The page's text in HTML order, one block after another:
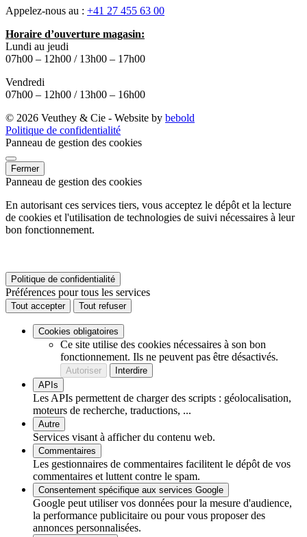
Appelez-nous au : +41 27 455 63 00
Horaire d’ouverture magasin:
Lundi au jeudi
07h00 – 12h00 / 13h00 – 17h00
Vendredi
07h00 – 12h00 / 13h00 – 16h00
© 2026 Veuthey & Cie - Website by bebold
Politique de confidentialité
Panneau de gestion des cookies
Fermer
Panneau de gestion des cookies
En autorisant ces services tiers, vous acceptez le dépôt et la lecture
de cookies et l'utilisation de technologies de suivi nécessaires à leur
bon fonctionnement.
Politique de confidentialité
Préférences pour tous les services
Tout accepter Tout refuser
Cookies obligatoires
Ce site utilise des cookies nécessaires à son bon
fonctionnement. Ils ne peuvent pas être désactivés.
Autoriser
Interdire
APIs
Les APIs permettent de charger des scripts : géolocalisation,
moteurs de recherche, traductions, ...
Autre
Services visant à afficher du contenu web.
Commentaires
Les gestionnaires de commentaires facilitent le dépôt de vos
commentaires et luttent contre le spam.
Consentement spécifique aux services Google
Google peut utiliser vos données pour la mesure d'audience,
la performance publicitaire ou pour vous proposer des
annonces personnalisées.